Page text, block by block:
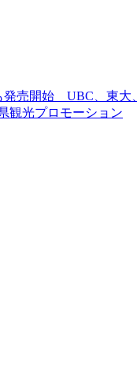
売開始 UBC、東大
観光プロモーション